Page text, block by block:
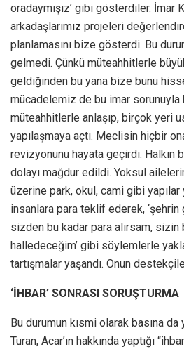
oradaymışız’ gibi gösterdiler. İmar
arkadaşlarımız projeleri
planlamasını bize gösterdi. Bu
gelmedi. Çünkü müteahhitlerle
geldiğinden bu yana bize bunu
mücadelemiz de bu imar sorunuyla
müteahhitlerle anlaşıp, birçok yeri
yapılaşmaya açtı. Meclisin hiçbir
revizyonunu hayata geçirdi. Halkın
dolayı mağdur edildi. Yoksul
üzerine park, okul, cami gibi yapılar
insanlara para teklif ederek,
sizden bu kadar para alırsam, sizin
halledeceğim’ gibi söylemlerle
tartışmalar yaşandı. Onun
‘İHBAR’ SONRASI SORUŞTURMA
Bu durumun kısmi olarak basına da
Turan, Acar’ın hakkında yaptığı